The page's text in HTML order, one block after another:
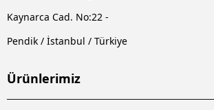
Kaynarca Cad. No:22 -
Pendik / İstanbul / Türkiye
Ürünlerimiz